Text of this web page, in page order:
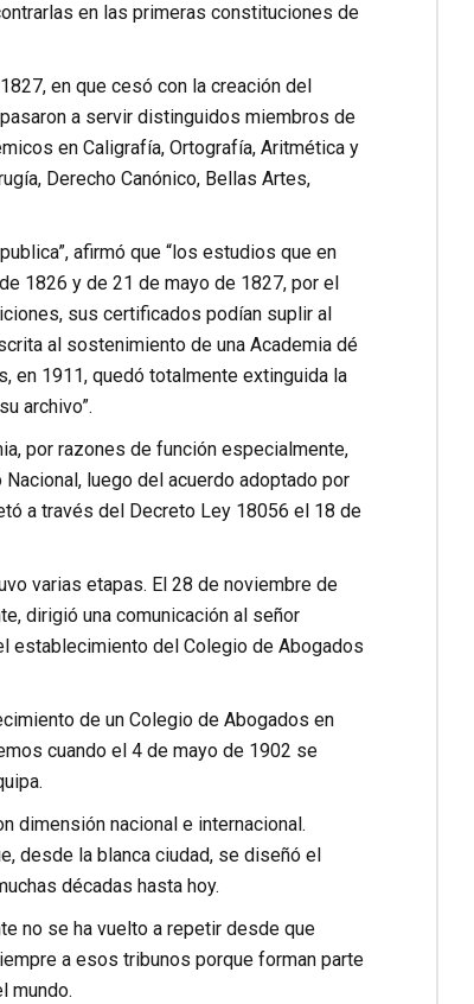
en las primeras constituciones de
en que cesó con la creación del
a servir distinguidos miembros de
en Caligrafía, Ortografía, Aritmética y
Derecho Canónico, Bellas Artes,
afirmó que “los estudios que en
1826 y de 21 de mayo de 1827, por el
sus certificados podían suplir al
al sostenimiento de una Academia dé
en 1911, quedó totalmente extinguida la
archivo”.
por razones de función especialmente,
luego del acuerdo adoptado por
a través del Decreto Ley 18056 el 18 de
varias etapas. El 28 de noviembre de
dirigió una comunicación al señor
establecimiento del Colegio de Abogados
de un Colegio de Abogados en
cuando el 4 de mayo de 1902 se
dimensión nacional e internacional.
desde la blanca ciudad, se diseñó el
décadas hasta hoy.
no se ha vuelto a repetir desde que
a esos tribunos porque forman parte
mundo.